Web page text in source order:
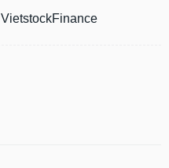
VietstockFinance